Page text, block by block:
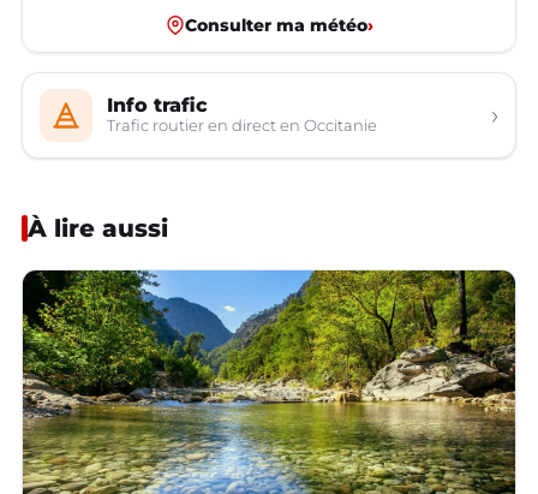
Consulter ma météo›
Info trafic
Trafic routier en direct en Occitanie ›
À lire aussi